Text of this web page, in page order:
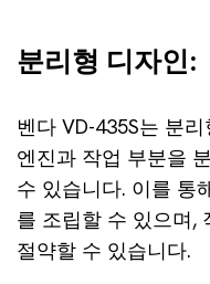
분리형 디자인:
벤다 VD-435S는 분
엔진과 작업 부분을
수 있습니다. 이를 통
를 조립할 수 있으며,
절약할 수 있습니다.